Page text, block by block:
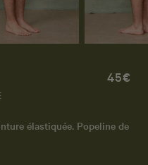
45€
élastiquée. Popeline de